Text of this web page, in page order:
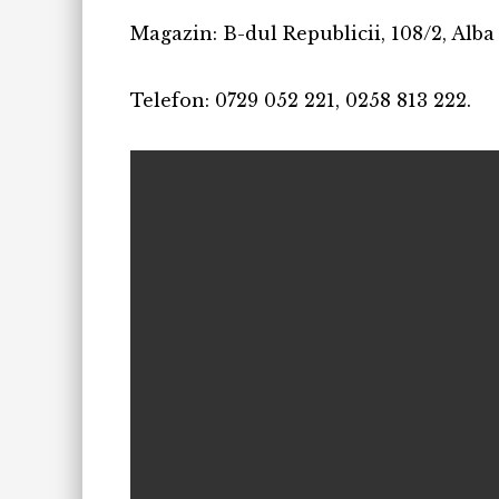
Magazin: B-dul Republicii, 108/2,
Telefon: 0729 052 221, 0258 813 222.